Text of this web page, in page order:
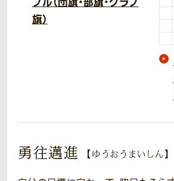
旗）
勇往邁進 【ゆうおうまいしん】